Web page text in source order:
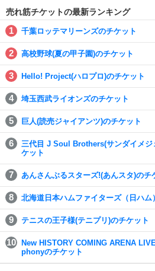
売れ筋チケットの最新ランキング
千葉ロッテマリーンズのチケット
高校野球(夏の甲子園)のチケット
Hello! Project(ハロプロ)のチケット
埼玉西武ライオンズのチケット
巨人(読売ジャイアンツ)のチケット
三代目 J Soul Brothers(サンダイメジ
ケット
あんさんぶるスターズ!(あんスタ)のチ
北海道日本ハムファイターズ（日ハム
テニスの王子様(テニプリ)のチケット
New HISTORY COMING ARENA
phonyのチケット